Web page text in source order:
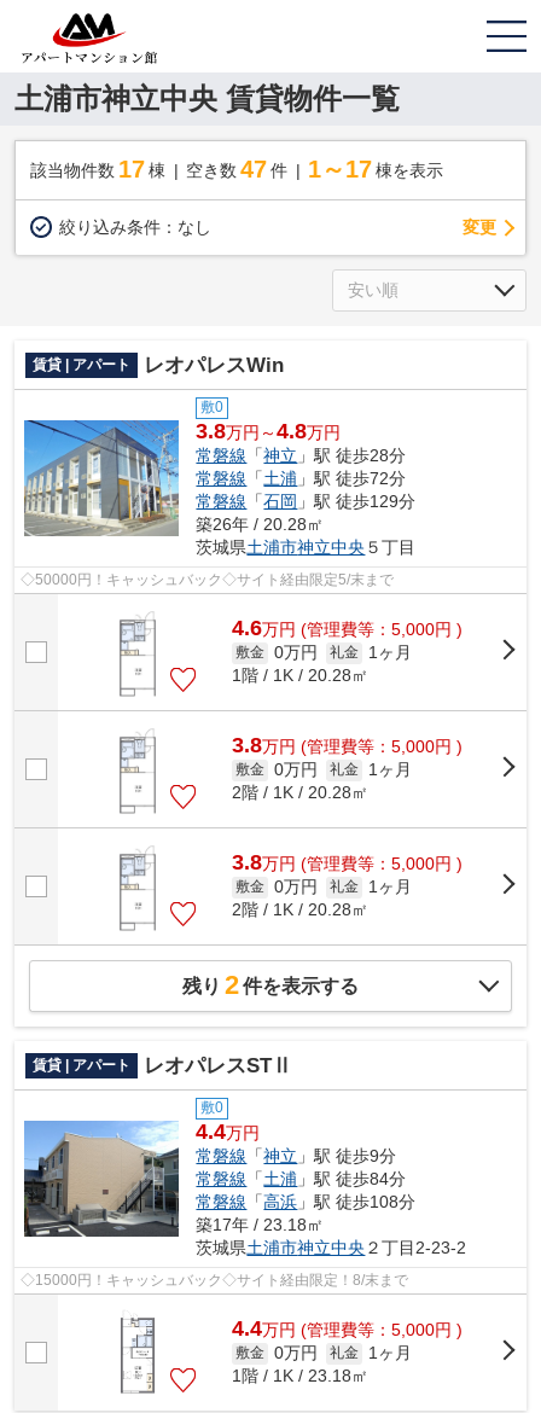
土浦市神立中央 賃貸物件一覧
該当物件数 17棟 空き数 47 件 1～17 棟を表示
絞り込み条件： なし 変更
賃貸 | アパート レオパレスWin
敷0
3.8万円～4.8万円
常磐線 「神立 」駅 徒歩28分
常磐線 「土浦 」駅 徒歩72分
常磐線 「石岡 」駅 徒歩129分
築26年 / 20.28㎡
茨城県土浦市神立中央 ５丁目
◇50000円！キャッシュバック◇サイト経由限定5/末まで
4.6万円 (管理費等：5,000円 )
敷金 0万円 礼金
1ヶ月
1階 / 1K / 20.28㎡
3.8万円 (管理費等：5,000円 )
敷金 0万円 礼金
1ヶ月
2階 / 1K / 20.28㎡
3.8万円 (管理費等：5,000円 )
敷金 0万円 礼金
1ヶ月
2階 / 1K / 20.28㎡
残り 2件を表示する
賃貸 | アパート レオパレスSTⅡ
敷0
4.4万円
常磐線 「神立 」駅 徒歩9分
常磐線 「土浦 」駅 徒歩84分
常磐線 「高浜 」駅 徒歩108分
築17年 / 23.18㎡
茨城県土浦市神立中央 ２丁目2-23-2
◇15000円！キャッシュバック◇サイト経由限定！8/末まで
4.4万円 (管理費等：5,000円 )
敷金 0万円 礼金
1ヶ月
1階 / 1K / 23.18㎡